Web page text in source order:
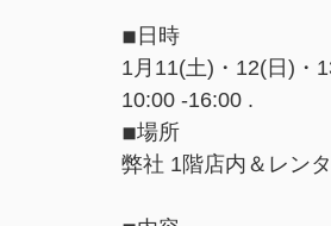
◾︎日時
1月11(土)・12(日)・
10:00 -16:00 .
◾︎場所
弊社 1階店内＆レン